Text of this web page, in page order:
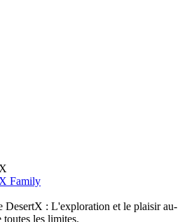
Family
DesertX : L'exploration et le plaisir au-
toutes les limites.